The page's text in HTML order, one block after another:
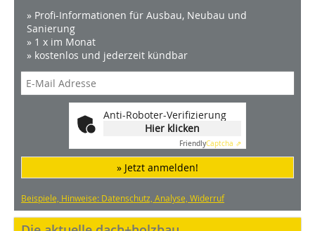
» Profi-Informationen für Ausbau, Neubau und
Sanierung
» 1 x im Monat
» kostenlos und jederzeit kündbar
Anti-Roboter-Verifizierung
Hier klicken
FriendlyCaptcha ⇗
» Jetzt anmelden!
Beispiele, Hinweise: Datenschutz, Analyse, Widerruf